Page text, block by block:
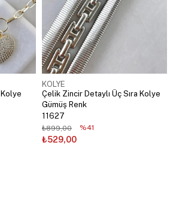
KOLYE
Çelik Zincir Detaylı Üç Sıra Kolye
Gümüş Renk
11627
₺529,00
₺899,00 %41